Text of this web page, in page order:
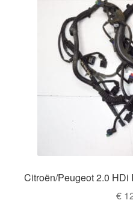
Citroën/Peugeot 2.0
€